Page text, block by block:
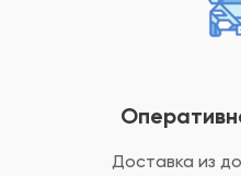
Доставка из